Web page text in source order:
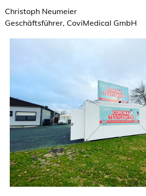
Christoph Neumeier
Geschäftsführer, CoviMedical GmbH